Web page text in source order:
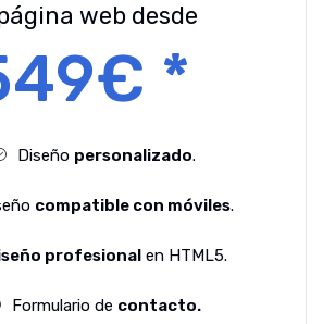
web desde
*
Diseño personalizado.
compatible con móviles.
profesional en HTML5.
Formulario de contacto.